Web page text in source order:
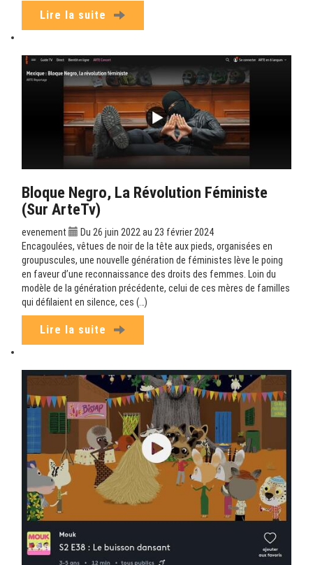
Lire la suite
Bloque Negro, La Révolution Féministe
(sur ArteTv)
evenement
Du 26 juin 2022 au 23 février 2024
Encagoulées, vêtues de noir de la tête aux pieds, organisées en
groupuscules, une nouvelle génération de féministes lève le poing
en faveur d’une reconnaissance des droits des femmes. Loin du
modèle de la génération précédente, celui de ces mères de familles
qui défilaient en silence, ces (…)
Lire la suite